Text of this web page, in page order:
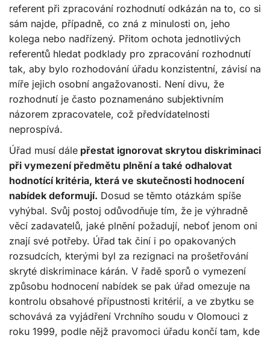
referent při zpracování rozhodnutí odkázán na to, co si
sám najde, případně, co zná z minulosti on, jeho
kolega nebo nadřízený. Přitom ochota jednotlivých
referentů hledat podklady pro zpracování rozhodnutí
tak, aby bylo rozhodování úřadu konzistentní, závisí na
míře jejich osobní angažovanosti. Není divu, že
rozhodnutí je často poznamenáno subjektivním
názorem zpracovatele, což předvídatelnosti
neprospívá.
Úřad musí dále přestat ignorovat skrytou diskriminaci
při vymezení předmětu plnění a také odhalovat
hodnotící kritéria, která ve skutečnosti hodnocení
nabídek deformují. Dosud se těmto otázkám spíše
vyhýbal. Svůj postoj odůvodňuje tím, že je výhradně
věcí zadavatelů, jaké plnění požadují, neboť jenom oni
znají své potřeby. Úřad tak činí i po opakovaných
rozsudcích, kterými byl za rezignaci na prošetřování
skryté diskriminace kárán. V řadě sporů o vymezení
způsobu hodnocení nabídek se pak úřad omezuje na
kontrolu obsahové přípustnosti kritérií, a ve zbytku se
schovává za vyjádření Vrchního soudu v Olomouci z
roku 1999, podle nějž pravomoci úřadu končí tam, kde